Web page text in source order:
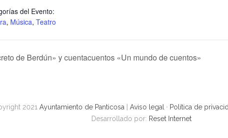
del Evento:
, Música, Teatro
de Berdún» y cuentacuentos «Un mundo de cuentos»
2021 Ayuntamiento de Panticosa Aviso legal · Política de
Desarrollado por: Reset Internet